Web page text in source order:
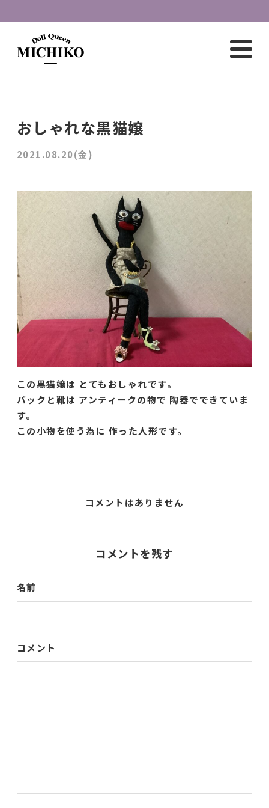
おしゃれな黒猫嬢
2021.08.20(金)
この黒猫嬢は とてもおしゃれです。
バックと靴は アンティークの物で 陶器でできていま
す。
この小物を使う為に 作った人形です。
コメントはありません
コメントを残す
名前
コメント